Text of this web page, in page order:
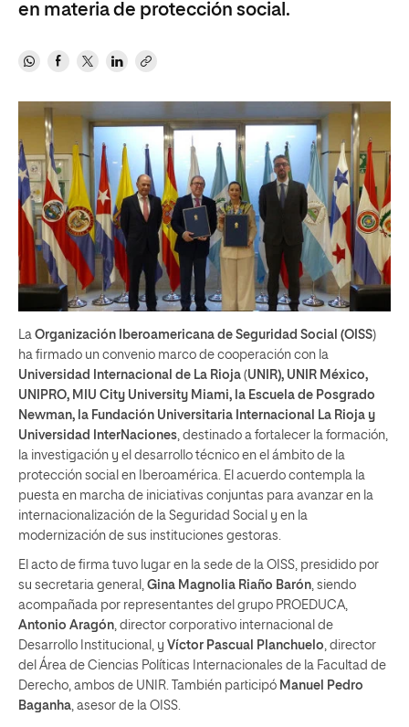
en materia de protección social.
La Organización Iberoamericana de Seguridad Social (OISS)
ha firmado un convenio marco de cooperación con la
Universidad Internacional de La Rioja (UNIR), UNIR México,
UNIPRO, MIU City University Miami, la Escuela de Posgrado
Newman, la Fundación Universitaria Internacional La Rioja y
Universidad InterNaciones , destinado a fortalecer la formación,
la investigación y el desarrollo técnico en el ámbito de la
protección social en Iberoamérica. El acuerdo contempla la
puesta en marcha de iniciativas conjuntas para avanzar en la
internacionalización de la Seguridad Social y en la
modernización de sus instituciones gestoras.
El acto de firma tuvo lugar en la sede de la OISS, presidido por
su secretaria general, Gina Magnolia Riaño Barón , siendo
acompañada por representantes del grupo PROEDUCA,
Antonio Aragón , director corporativo internacional de
Desarrollo Institucional, y Víctor Pascual Planchuelo , director
del Área de Ciencias Políticas Internacionales de la Facultad de
Derecho, ambos de UNIR. También participó Manuel Pedro
Baganha , asesor de la OISS.